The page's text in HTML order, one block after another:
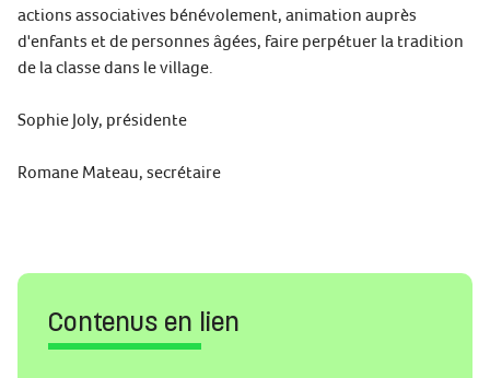
actions associatives bénévolement, animation auprès
d'enfants et de personnes âgées, faire perpétuer la tradition
de la classe dans le village.
Sophie Joly, présidente
Romane Mateau, secrétaire
Contenus en lien